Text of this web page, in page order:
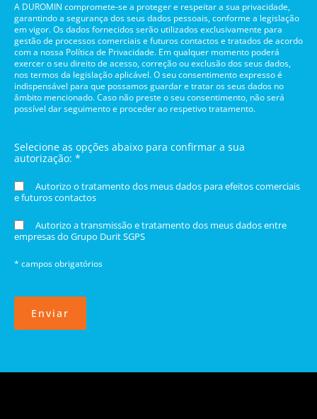
A DUROMIN compromete-se a proteger e respeitar a sua privacidade,
garantindo a segurança dos seus dados pessoais, conforme a legislação
em vigor. Os dados fornecidos serão utilizados exclusivamente para
gestão de processos comerciais e futuros contactos e tratados de acordo
com a nossa Política de Privacidade. Em qualquer momento poderá
exercer o seu direito de acesso, correção ou exclusão dos seus dados,
nos termos da legislação aplicável. O seu consentimento expresso é
indispensável para que possamos guardar e tratar os seus dados no
âmbito mencionado. Caso não preste o seu consentimento, não será
possível dar seguimento e proceder ao respetivo tratamento.
Selecione as opções abaixo para confirmar a sua
autorização: *
Autorizo o tratamento dos meus dados para efeitos comerciais
e futuros contactos
Autorizo a transmissão e tratamento dos meus dados entre
empresas do Grupo Durit SGPS
* campos obrigatórios
Enviar